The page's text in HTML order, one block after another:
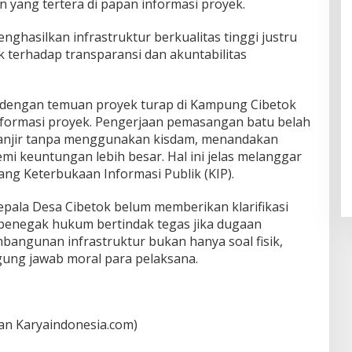
yang tertera di papan informasi proyek.
infrastruktur berkualitas tinggi justru
terhadap transparansi dan akuntabilitas
temuan proyek turap di Kampung Cibetok
proyek. Pengerjaan pemasangan batu belah
tanpa menggunakan kisdam, menandakan
keuntungan lebih besar. Hal ini jelas melanggar
Keterbukaan Informasi Publik (KIP).
Desa Cibetok belum memberikan klarifikasi
hukum bertindak tegas jika dugaan
infrastruktur bukan hanya soal fisik,
jawab moral para pelaksana.
Karyaindonesia.com)